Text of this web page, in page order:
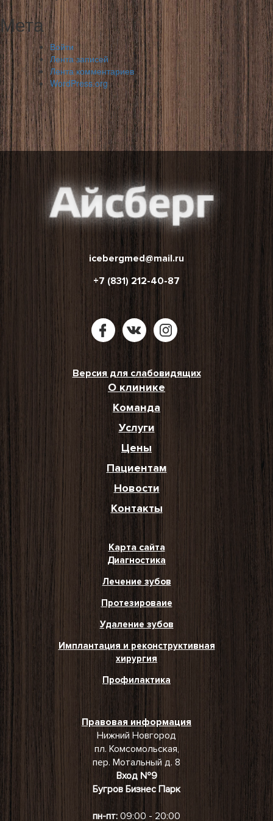
Мета
Войти
Лента записей
Лента комментариев
WordPress.org
icebergmed@mail.ru
+7 (831) 212-40-87
Версия для слабовидящих
О клинике
Команда
Услуги
Цены
Пациентам
Новости
Контакты
Карта сайта
Диагностика
Лечение зубов
Протезироваие
Удаление зубов
Имплантация и реконструктивная
хирургия
Профилактика
Правовая информация
Нижний Новгород
пл. Комсомольская,
пер. Мотальный д. 8
Вход №9
Бугров Бизнес Парк
пн-пт: 09:00 - 20:00